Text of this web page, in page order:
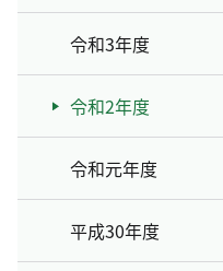
令和3年度
令和2年度
令和元年度
平成30年度